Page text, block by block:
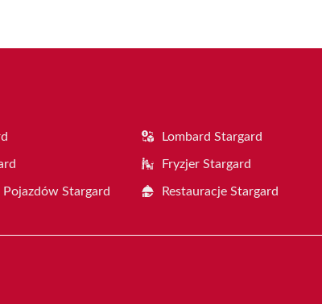
Lombard Stargard
Fryzjer Stargard
Stargard Restauracje Stargard